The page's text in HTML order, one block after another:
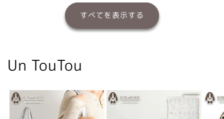
すべてを表示する
Un TouTou